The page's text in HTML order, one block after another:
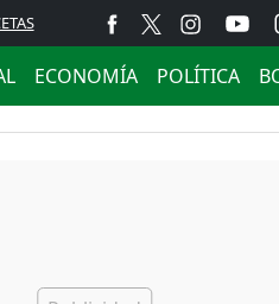
ECONOMÍA POLÍTICA